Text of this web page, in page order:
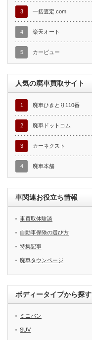
3 一括査定.com
4 楽天オート
5 カービュー
人気の廃車買取サイト
1 廃車ひきとり110番
2 廃車ドットコム
3 カーネクスト
4 廃車本舗
車関連お役立ち情報
車買取体験談
自動車保険の選び方
特集記事
廃車タウンページ
ボディータイプから探す
ミニバン
SUV